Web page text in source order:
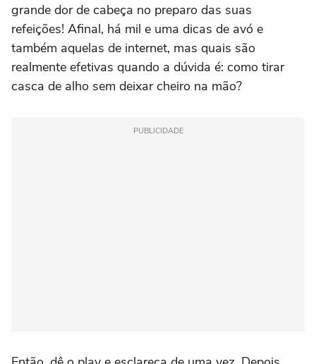
grande dor de cabeça no preparo das suas
refeições! Afinal, há mil e uma dicas de avó e
também aquelas de internet, mas quais são
realmente efetivas quando a dúvida é: como tirar
casca de alho sem deixar cheiro na mão?
PUBLICIDADE